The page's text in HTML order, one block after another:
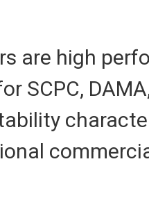
are high
SCPC,